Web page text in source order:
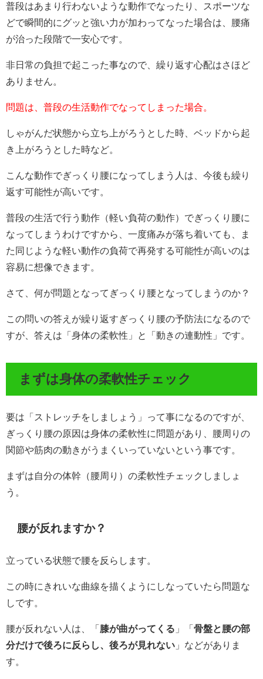
普段はあまり行わないような動作でなったり、スポーツな
どで瞬間的にグッと強い力が加わってなった場合は、腰痛
が治った段階で一安心です。
非日常の負担で起こった事なので、繰り返す心配はさほど
ありません。
問題は、普段の生活動作でなってしまった場合。
しゃがんだ状態から立ち上がろうとした時、ベッドから起
き上がろうとした時など。
こんな動作でぎっくり腰になってしまう人は、今後も繰り
返す可能性が高いです。
普段の生活で行う動作（軽い負荷の動作）でぎっくり腰に
なってしまうわけですから、一度痛みが落ち着いても、ま
た同じような軽い動作の負荷で再発する可能性が高いのは
容易に想像できます。
さて、何が問題となってぎっくり腰となってしまうのか？
この問いの答えが繰り返すぎっくり腰の予防法になるので
すが、答えは「身体の柔軟性」と「動きの連動性」です。
まずは身体の柔軟性チェック
要は「ストレッチをしましょう」って事になるのですが、
ぎっくり腰の原因は身体の柔軟性に問題があり、腰周りの
関節や筋肉の動きがうまくいっていないという事です。
まずは自分の体幹（腰周り）の柔軟性チェックしましょ
う。
腰が反れますか？
立っている状態で腰を反らします。
この時にきれいな曲線を描くようにしなっていたら問題な
しです。
腰が反れない人は、「 膝が曲がってくる 」「 骨盤と腰の部
分だけで後ろに反らし、後ろが見れない 」などがありま
す。